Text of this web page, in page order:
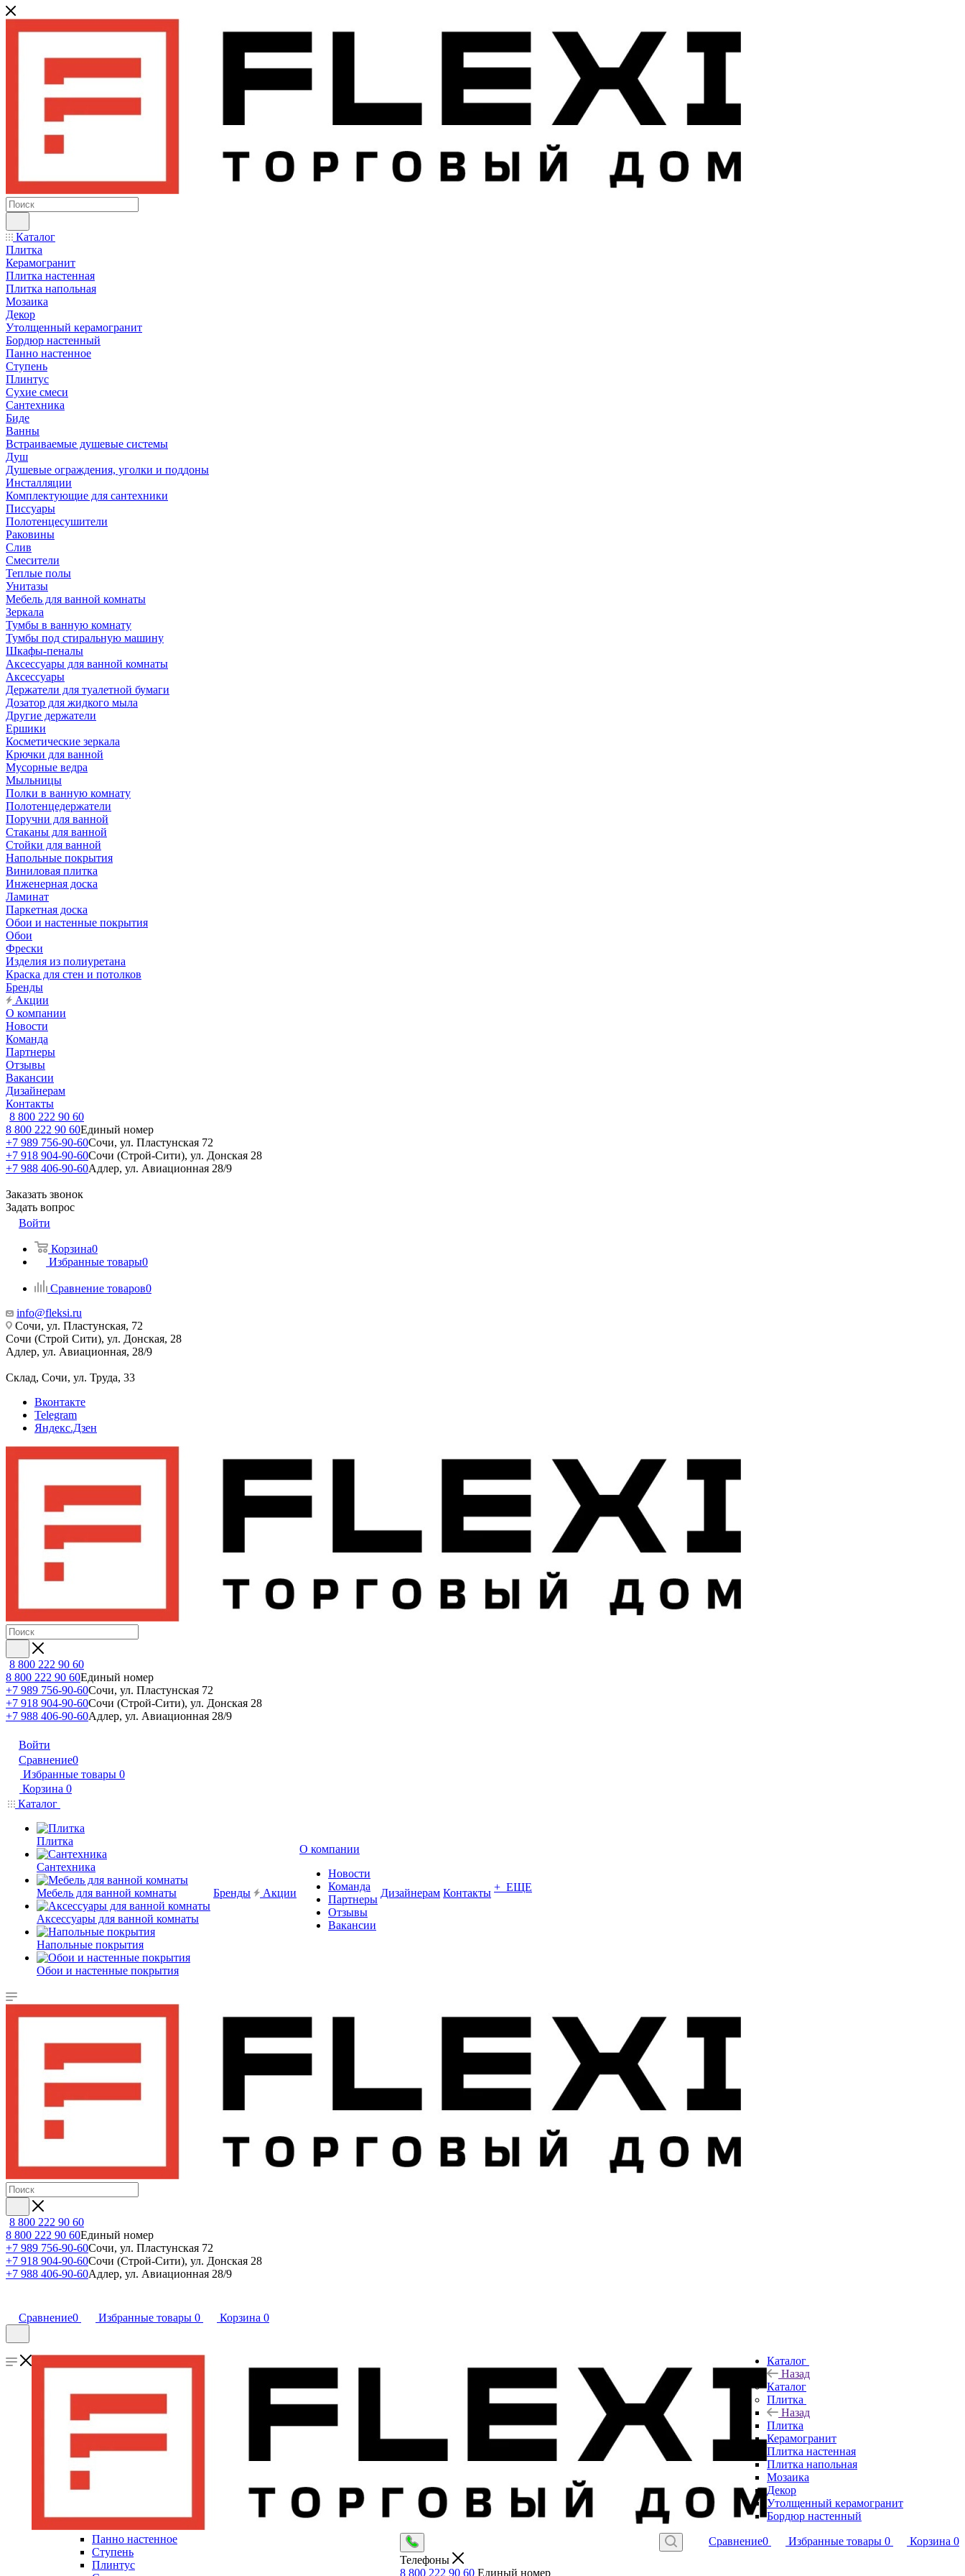
Каталог
Плитка
Керамогранит
Плитка настенная
Плитка напольная
Мозаика
Декор
Утолщенный керамогранит
Бордюр настенный
Панно настенное
Ступень
Плинтус
Сухие смеси
Сантехника
Биде
Ванны
Встраиваемые душевые системы
Душ
Душевые ограждения, уголки и поддоны
Инсталляции
Комплектующие для сантехники
Писсуары
Полотенцесушители
Раковины
Слив
Смесители
Теплые полы
Унитазы
Мебель для ванной комнаты
Зеркала
Тумбы в ванную комнату
Тумбы под стиральную машину
Шкафы-пеналы
Аксессуары для ванной комнаты
Аксессуары
Держатели для туалетной бумаги
Дозатор для жидкого мыла
Другие держатели
Ершики
Косметические зеркала
Крючки для ванной
Мусорные ведра
Мыльницы
Полки в ванную комнату
Полотенцедержатели
Поручни для ванной
Стаканы для ванной
Стойки для ванной
Напольные покрытия
Виниловая плитка
Инженерная доска
Ламинат
Паркетная доска
Обои и настенные покрытия
Обои
Фрески
Изделия из полиуретана
Краска для стен и потолков
Бренды
Акции
О компании
Новости
Команда
Партнеры
Отзывы
Вакансии
Дизайнерам
Контакты
8 800 222 90 60
8 800 222 90 60Единый номер
+7 989 756-90-60Сочи, ул. Пластунская 72
+7 918 904-90-60Сочи (Строй-Сити), ул. Донская 28
+7 988 406-90-60Адлер, ул. Авиационная 28/9
Заказать звонок
Задать вопрос
Войти
Корзина0
Избранные товары0
Сравнение товаров0
info@fleksi.ru
Сочи, ул. Пластунская, 72
Сочи (Строй Сити), ул. Донская, 28
Адлер, ул. Авиационная, 28/9
Склад, Сочи, ул. Труда, 33
Вконтакте
Telegram
Яндекс.Дзен
8 800 222 90 60
8 800 222 90 60Единый номер
+7 989 756-90-60Сочи, ул. Пластунская 72
+7 918 904-90-60Сочи (Строй-Сити), ул. Донская 28
+7 988 406-90-60Адлер, ул. Авиационная 28/9
Войти
Сравнение0
Избранные товары 0
Корзина 0
Каталог
Плитка
Сантехника
Мебель для ванной комнаты
Аксессуары для ванной комнаты
Напольные покрытия
Обои и настенные покрытия
Бренды Акции
О компании
Новости
Команда
Партнеры
Отзывы
Вакансии
Дизайнерам Контакты + ЕЩЕ
8 800 222 90 60
8 800 222 90 60Единый номер
+7 989 756-90-60Сочи, ул. Пластунская 72
+7 918 904-90-60Сочи (Строй-Сити), ул. Донская 28
+7 988 406-90-60Адлер, ул. Авиационная 28/9
Сравнение0 Избранные товары 0 Корзина 0
Сравнение0 Избранные товары 0 Корзина 0
Телефоны
8 800 222 90 60 Единый номер
Каталог
Назад
Каталог
Плитка
Назад
Плитка
Керамогранит
Плитка настенная
Плитка напольная
Мозаика
Декор
Утолщенный керамогранит
Бордюр настенный
Панно настенное
Ступень
Плинтус